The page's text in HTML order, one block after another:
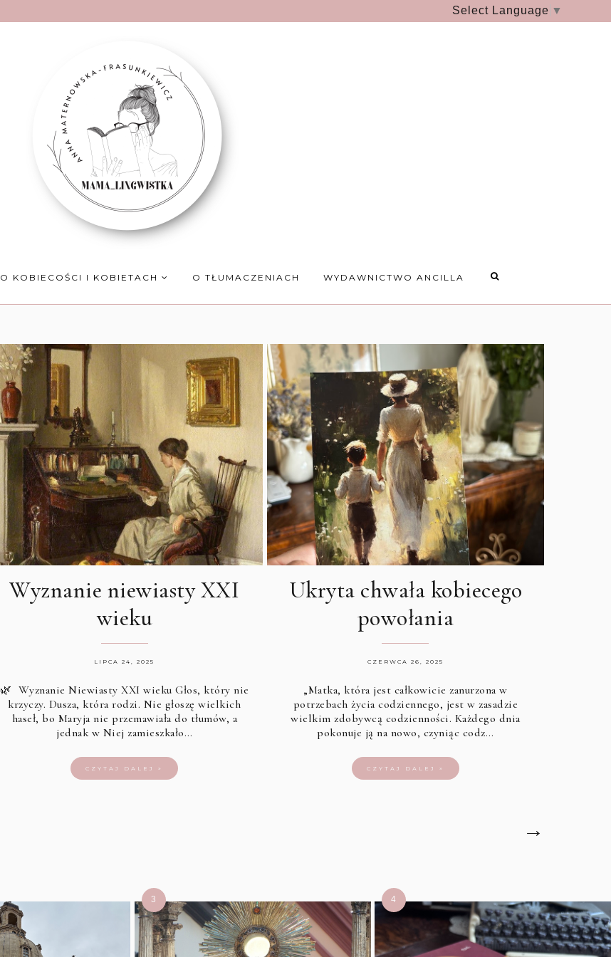
Select Language ▼
O KOBIECOŚCI I KOBIETACH O TŁUMACZENIACH WYDAWNICTWO ANCILLA
Wyznanie niewiasty XXI
wieku
LIPCA 24, 2025
🌿 Wyznanie Niewiasty XXI wieku Głos, który nie
krzyczy. Dusza, która rodzi. Nie głoszę wielkich
haseł, bo Maryja nie przemawiała do tłumów, a
jednak w Niej zamieszkało…
CZYTAJ DALEJ »
Ukryta chwała kobiecego
powołania
CZERWCA 26, 2025
„Matka, która jest całkowicie zanurzona w
potrzebach życia codziennego, jest w zasadzie
wielkim zdobywcą codzienności. Każdego dnia
pokonuje ją na nowo, czyniąc codz…
CZYTAJ DALEJ »
→